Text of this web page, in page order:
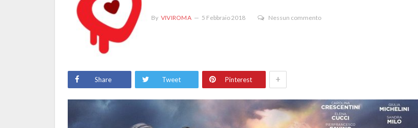
By VIVIROMA 5 Febbraio 2018 Nessun commento
Share Tweet Pinterest +